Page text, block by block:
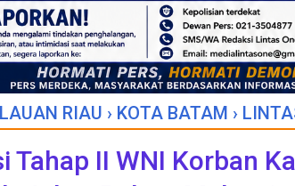
RIAU › KOTA BATAM ›
Tahap II WNI Korban